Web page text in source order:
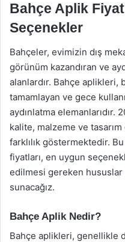
Bahçe Aplik
Seçenekler
Bahçeler, evimizin dış
görünüm kazandıran ve
alanlardır. Bahçe
tamamlayan ve gece
aydınlatma elemanlarıdır.
kalite, malzeme ve
farklılık göstermektedir.
fiyatları, en uygun
edilmesi gereken hususlar
sunacağız.
Bahçe Aplik Nedir?
Bahçe aplikleri, genellikle